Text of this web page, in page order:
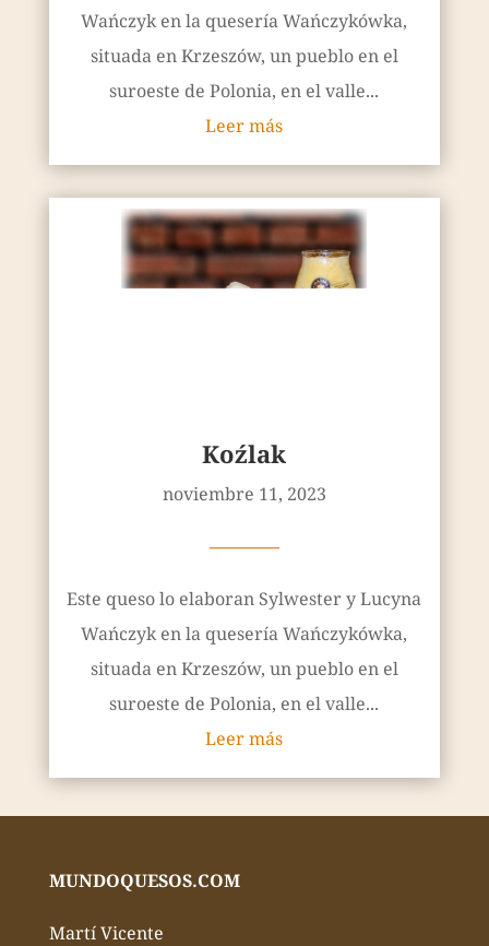
Wańczyk en la quesería Wańczykówka,
situada en Krzeszów, un pueblo en el
suroeste de Polonia, en el valle...
Leer más
Koźlak
noviembre 11, 2023
————
Este queso lo elaboran Sylwester y Lucyna
Wańczyk en la quesería Wańczykówka,
situada en Krzeszów, un pueblo en el
suroeste de Polonia, en el valle...
Leer más
MUNDOQUESOS.COM
Martí Vicente